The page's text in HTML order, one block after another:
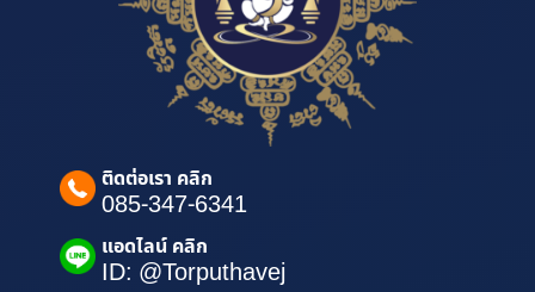
ติดต่อเรา คลิก
085-347-6341
แอดไลน์ คลิก
ID: @Torputhavej